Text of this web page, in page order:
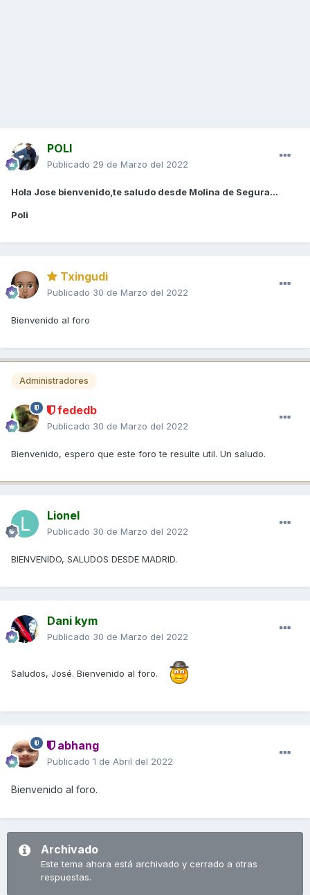
POLI
Publicado 29 de Marzo del 2022
Hola Jose bienvenido,te saludo desde Molina de Segura...
Poli
Txingudi
Publicado 30 de Marzo del 2022
Bienvenido al foro
Administradores
fededb
Publicado 30 de Marzo del 2022
Bienvenido, espero que este foro te resulte util. Un saludo.
Lionel
Publicado 30 de Marzo del 2022
BIENVENIDO, SALUDOS DESDE MADRID.
Dani kym
Publicado 30 de Marzo del 2022
Saludos, José. Bienvenido al foro.
abhang
Publicado 1 de Abril del 2022
Bienvenido al foro.
Archivado
Este tema ahora está archivado y cerrado a otras
respuestas.